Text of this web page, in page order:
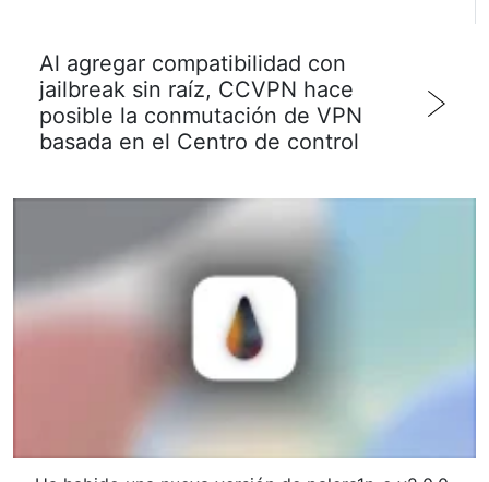
Al agregar compatibilidad con
jailbreak sin raíz, CCVPN hace
posible la conmutación de VPN
basada en el Centro de control